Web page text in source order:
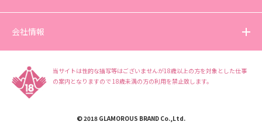
会社情報
当サイトは性的な描写等はございませんが18歳以上の方を対象とした仕事
の案内となりますので18歳未満の方の利用を禁止致します。
© 2018 GLAMOROUS BRAND Co.,Ltd.